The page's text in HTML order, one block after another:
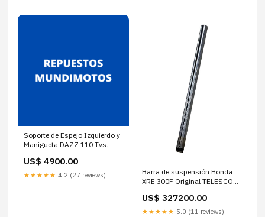
Soporte de Espejo Izquierdo y
Manigueta DAZZ 110 Tvs
Y MANIGUETA LH DAZZ
110:Default Title
US$ 4900.00
★★★★★ 4.2 (27 reviews)
Barra de suspensión Honda
XRE 300F Original TELESCOPE
US$ 327200.00
★★★★★ 5.0 (11 reviews)